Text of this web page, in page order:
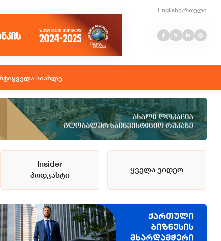
Englishქართული
ყველა სიახლე
Insider
პოდკასტი
ყველა ვიდეო